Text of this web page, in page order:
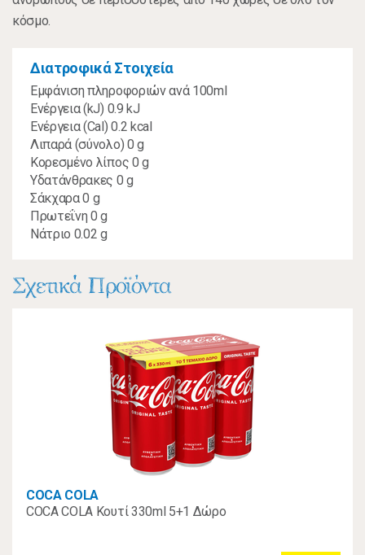
κόσμο.
Διατροφικά Στοιχεία
Εμφάνιση πληροφοριών ανά 100ml
Ενέργεια (kJ) 0.9 kJ
Ενέργεια (Cal) 0.2 kcal
Λιπαρά (σύνολο) 0 g
Κορεσμένο λίπος 0 g
Υδατάνθρακες 0 g
Σάκχαρα 0 g
Πρωτεΐνη 0 g
Νάτριο 0.02 g
Σχετικά Προϊόντα
COCA COLA
COCA COLA Κουτί 330ml 5+1 Δώρο